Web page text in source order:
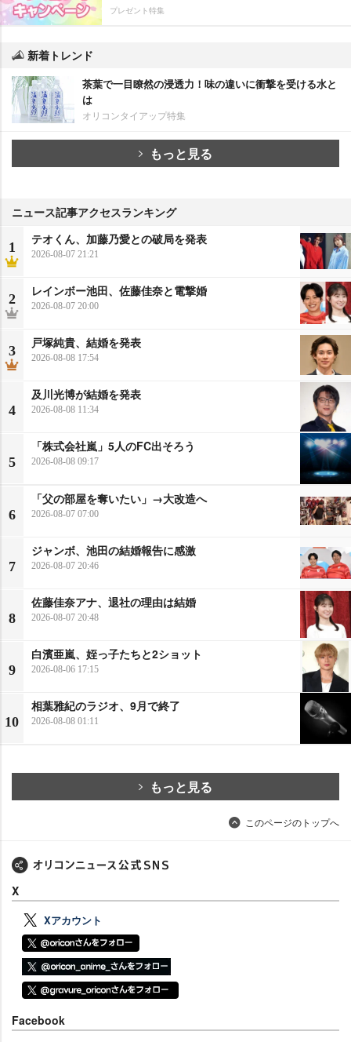
プレゼント特集
新着トレンド
茶葉で一目瞭然の浸透力！味の違いに衝撃を受ける水と
は
オリコンタイアップ特集
もっと見る
ニュース記事アクセスランキング
1
テオくん、加藤乃愛との破局を発表
2026-08-07 21:21
2
レインボー池田、佐藤佳奈と電撃婚
2026-08-07 20:00
3
戸塚純貴、結婚を発表
2026-08-08 17:54
4
及川光博が結婚を発表
2026-08-08 11:34
5
「株式会社嵐」5人のFC出そろう
2026-08-08 09:17
6
「父の部屋を奪いたい」→大改造へ
2026-08-07 07:00
7
ジャンボ、池田の結婚報告に感激
2026-08-07 20:46
8
佐藤佳奈アナ、退社の理由は結婚
2026-08-07 20:48
9
白濱亜嵐、姪っ子たちと2ショット
2026-08-06 17:15
10
相葉雅紀のラジオ、9月で終了
2026-08-08 01:11
もっと見る
このページのトップへ
X
Xアカウント
Facebook